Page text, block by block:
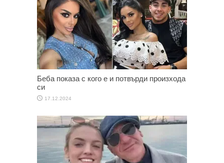
Беба показа с кого е и потвърди произхода
си
17.12.2024